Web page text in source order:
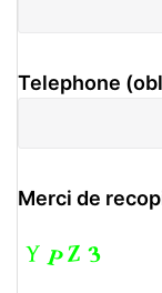
Telephone
Merci de